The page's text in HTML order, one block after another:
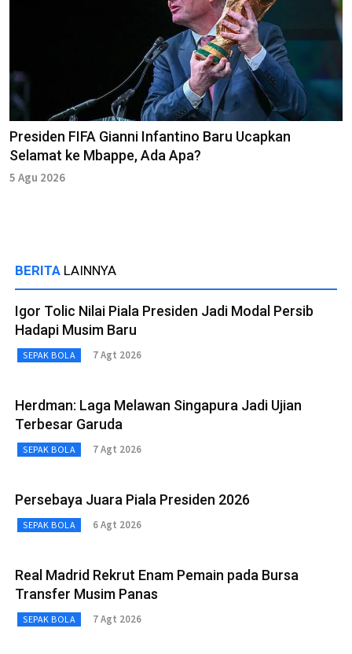
Presiden FIFA Gianni Infantino Baru Ucapkan
Selamat ke Mbappe, Ada Apa?
5 Agu 2026
BERITA LAINNYA
Igor Tolic Nilai Piala Presiden Jadi Modal Persib
Hadapi Musim Baru
SEPAK BOLA 7 Agt 2026
Herdman: Laga Melawan Singapura Jadi Ujian
Terbesar Garuda
SEPAK BOLA 7 Agt 2026
Persebaya Juara Piala Presiden 2026
SEPAK BOLA 6 Agt 2026
Real Madrid Rekrut Enam Pemain pada Bursa
Transfer Musim Panas
SEPAK BOLA 7 Agt 2026